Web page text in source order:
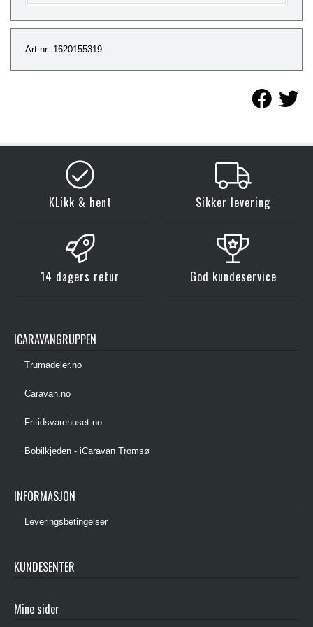
Art.nr: 1620155319
KLikk & hent Sikker levering
14 dagers retur God kundeservice
ICARAVANGRUPPEN
Trumadeler.no
Caravan.no
Fritidsvarehuset.no
Bobilkjeden - iCaravan Tromsø
INFORMASJON
Leveringsbetingelser
KUNDESENTER
Mine sider